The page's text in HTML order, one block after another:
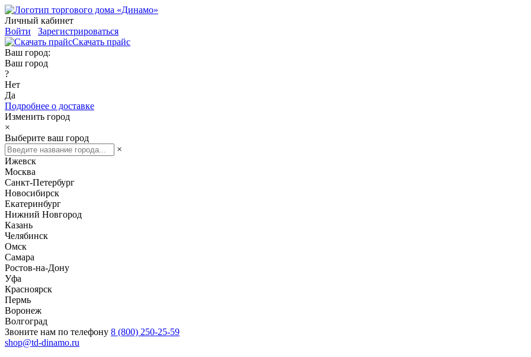
Личный кабинет
Войти
Зарегистрироваться
Скачать прайс
Ваш город:
Ваш город
?
Нет
Да
Подробнее о доставке
Изменить город
×
Выберите ваш город
×
Ижевск
Москва
Санкт-Петербург
Новосибирск
Екатеринбург
Нижний Новгород
Казань
Челябинск
Омск
Самара
Ростов-на-Дону
Уфа
Красноярск
Пермь
Воронеж
Волгоград
Звоните нам по телефону 8 (800) 250-25-59
shop@td-dinamo.ru